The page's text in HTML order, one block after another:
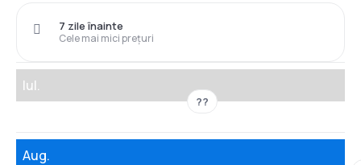
Cele mai mici prețuri
7 zile înainte
Iul.
??
Aug.